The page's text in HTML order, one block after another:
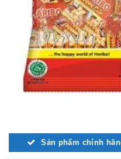
Sản phẩm chính